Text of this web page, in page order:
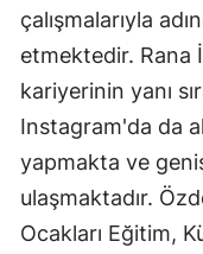
çalışmalarıyla
etmektedir. Rana
kariyerinin yanı
Instagram'da da
yapmakta ve
ulaşmaktadır.
Ocakları Eğitim,